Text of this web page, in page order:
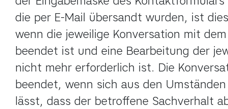
die per E-Mail übersandt wurden, ist
wenn die jeweilige Konversation mit
beendet ist und eine Bearbeitung der
nicht mehr erforderlich ist. Die
beendet, wenn sich aus den
lässt, dass der betroffene Sachverhalt